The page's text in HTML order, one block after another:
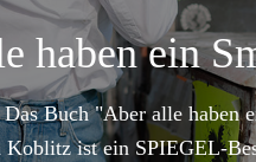
haben ein
Buch "Aber alle haben
Koblitz ist ein SPIEGEL-